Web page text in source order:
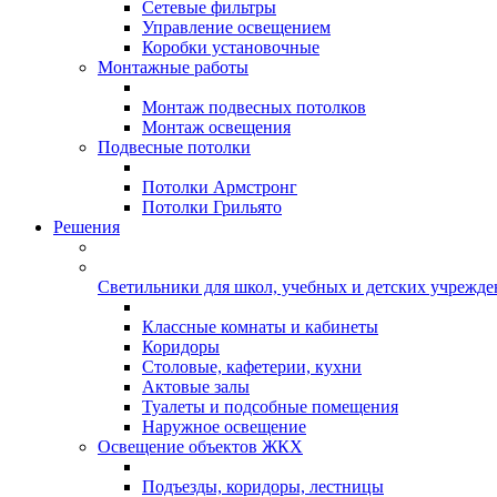
Сетевые фильтры
Управление освещением
Коробки установочные
Монтажные работы
Монтаж подвесных потолков
Монтаж освещения
Подвесные потолки
Потолки Армстронг
Потолки Грильято
Решения
Светильники для школ, учебных и детских
Классные комнаты и кабинеты
Коридоры
Столовые, кафетерии, кухни
Актовые залы
Туалеты и подсобные помещения
Наружное освещение
Освещение объектов ЖКХ
Подъезды, коридоры, лестницы